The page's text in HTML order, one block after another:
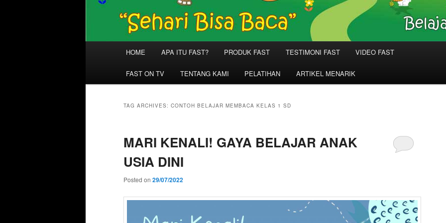
HOME APA ITU FAST? PRODUK FAST TESTIMONI FAST VIDEO FAST
FAST ON TV TENTANG KAMI PELATIHAN ARTIKEL MENARIK
TAG ARCHIVES: CONTOH BELAJAR MEMBACA KELAS 1 SD
MARI KENALI! GAYA BELAJAR ANAK
USIA DINI
Posted on 29/07/2022